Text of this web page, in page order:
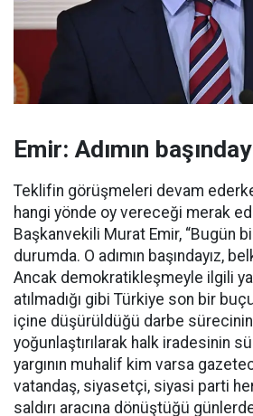
Emir: Adımın
Teklifin görüşmeleri devam
hangi yönde oy vereceği merak
Başkanvekili Murat Emir, “Bugün
durumda. O adımın başındayız,
Ancak demokratikleşmeyle ilgili
atılmadığı gibi Türkiye son bir
içine düşürüldüğü darbe
yoğunlaştırılarak halk iradesinin
yargının muhalif kim varsa
vatandaş, siyasetçi, siyasi parti
saldırı aracına dönüştüğü